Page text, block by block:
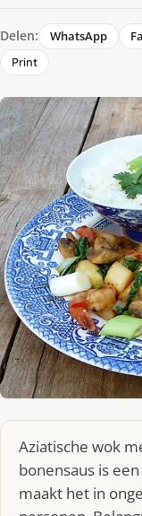
Delen: WhatsApp
Print
Aziatische wok
bonensaus is
maakt het in